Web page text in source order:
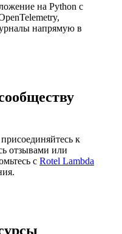
на Python с
напрямую в
к
отзывами или
с Rotel Lambda